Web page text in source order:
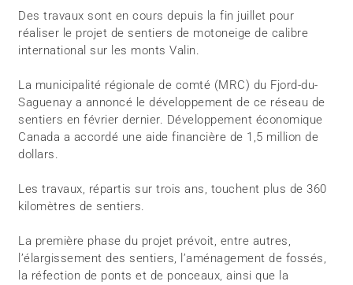
Des travaux sont en cours depuis la fin juillet pour
réaliser le projet de sentiers de motoneige de calibre
international sur les monts Valin.
La municipalité régionale de comté (MRC) du Fjord-du-
Saguenay a annoncé le développement de ce réseau de
sentiers en février dernier. Développement économique
Canada a accordé une aide financière de 1,5 million de
dollars.
Les travaux, répartis sur trois ans, touchent plus de 360
kilomètres de sentiers.
La première phase du projet prévoit, entre autres,
l’élargissement des sentiers, l’aménagement de fossés,
la réfection de ponts et de ponceaux, ainsi que la